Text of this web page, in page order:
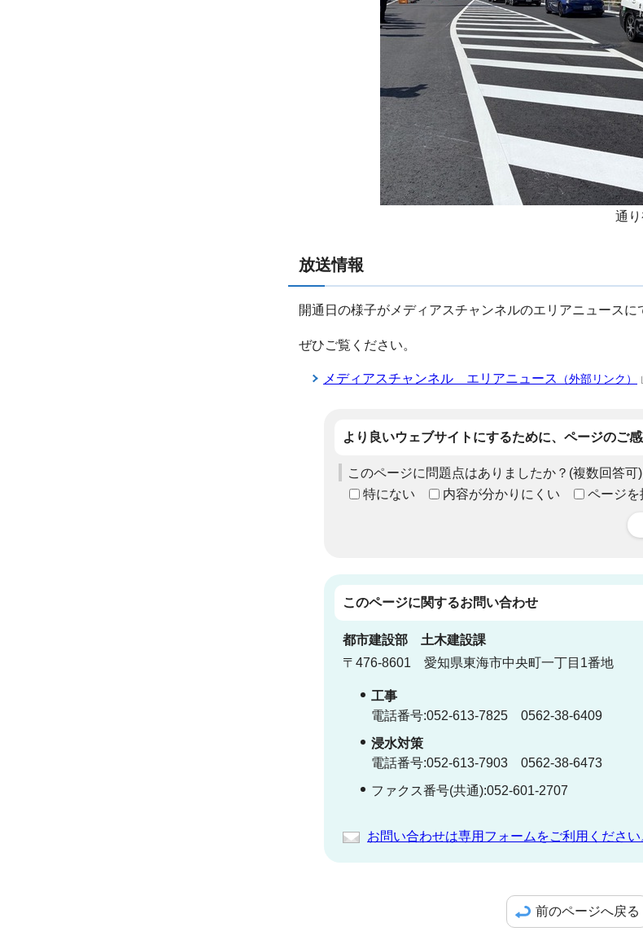
通
放送情報
開通日の様子がメディアスチャンネルのエリアニュースに
ぜひご覧ください。
メディアスチャンネル エリアニュース （外部リンク）
より良いウェブサイトにするために、ページのご
このページに問題点はありましたか？(複数回答可)
特にない
内容が分かりにくい ページを
このページに関するお問い合わせ
都市建設部 土木建設課
〒476-8601 愛知県東海市中央町一丁目1番地
工事
電話番号:052-613-7825 0562-38-6409
浸水対策
電話番号:052-613-7903 0562-38-6473
ファクス番号(共通):052-601-2707
お問い合わせは専用フォームをご利用ください
前のページへ戻る